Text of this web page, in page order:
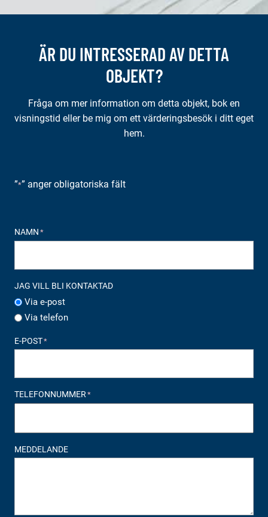
ÄR DU INTRESSERAD AV DETTA
OBJEKT?
Fråga om mer information om detta objekt, bok en
visningstid eller be mig om ett värderingsbesök i ditt eget
hem.
”*” anger obligatoriska fält
NAMN *
JAG VILL BLI KONTAKTAD
Via e-post
Via telefon
E-POST*
TELEFONNUMMER*
MEDDELANDE